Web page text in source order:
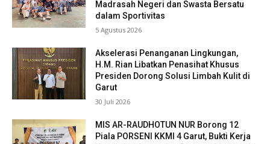
Madrasah Negeri dan Swasta Bersatu
dalam Sportivitas
5 Agustus 2026
Akselerasi Penanganan Lingkungan,
H.M. Rian Libatkan Penasihat Khusus
Presiden Dorong Solusi Limbah Kulit di
Garut
30 Juli 2026
MIS AR-RAUDHOTUN NUR Borong 12
Piala PORSENI KKMI 4 Garut, Bukti Kerja